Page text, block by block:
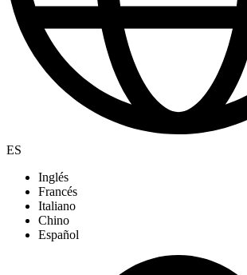
ES
Inglés
Francés
Italiano
Chino
Español